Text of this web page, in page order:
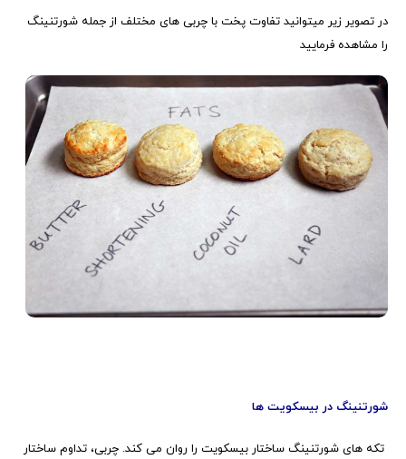
در تصویر زیر میتوانید تفاوت پخت با چربی های مختلف از جمله شورتنینگ
را مشاهده فرمایید
شورتنینگ در بیسکویت ها
تکه های شورتنینگ ساختار بیسکویت را روان می کند. چربی، تداوم ساختار